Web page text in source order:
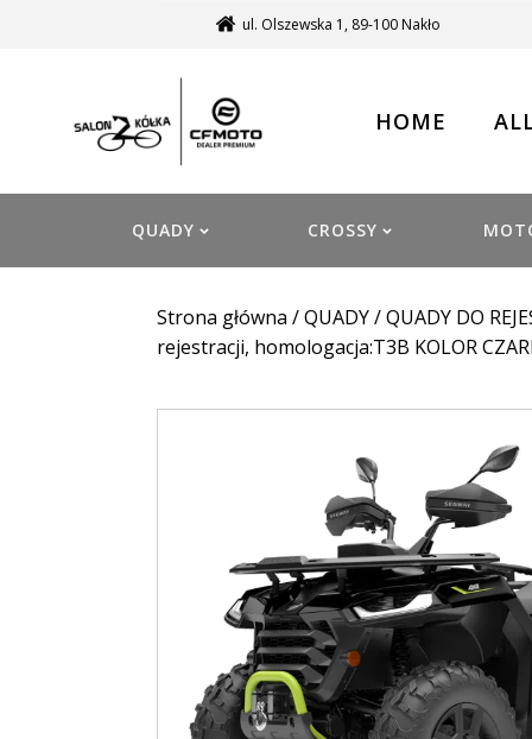
ul. Olszewska 1, 89-100 Nakło
HOME
QUADY CROSSY
Strona główna /QUADY/QUADY DO
rejestracji, homologacja:T3B KOLOR